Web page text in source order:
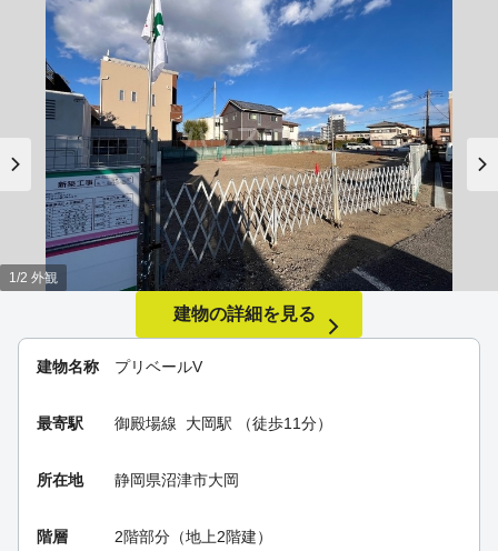
建物名称 プリベールV
最寄駅 御殿場線 大岡駅 （徒歩11分）
所在地 静岡県沼津市大岡
階層 2階部分（地上2階建）
1/2 外観
建物の詳細を見る